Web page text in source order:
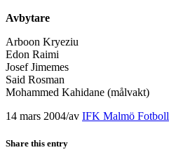
Avbytare
Arboon Kryeziu
Edon Raimi
Josef Jimemes
Said Rosman
Mohammed Kahidane (målvakt)
14 mars 2004/av IFK Malmö Fotboll
Share this entry